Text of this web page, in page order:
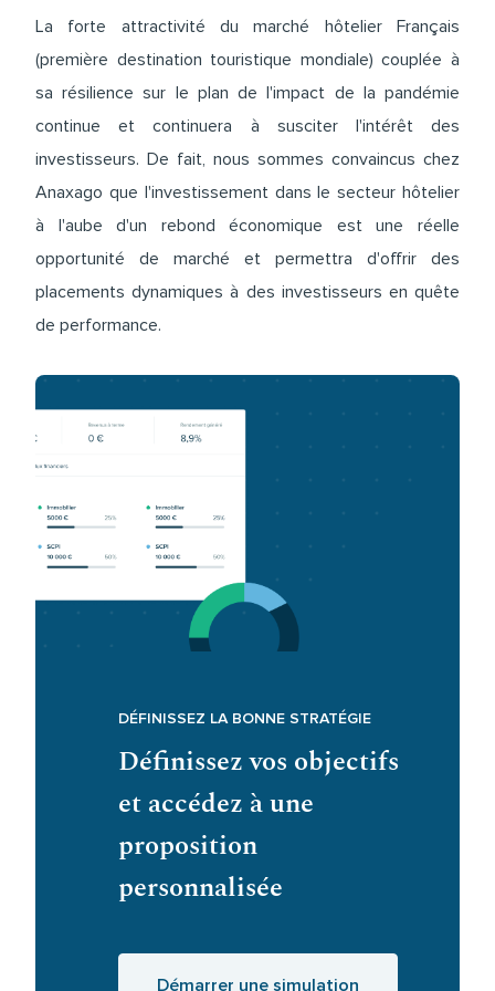
La forte attractivité du marché hôtelier Français
(première destination touristique mondiale) couplée à
sa résilience sur le plan de l'impact de la pandémie
continue et continuera à susciter l'intérêt des
investisseurs. De fait, nous sommes convaincus chez
Anaxago que l'investissement dans le secteur hôtelier
à l'aube d'un rebond économique est une réelle
opportunité de marché et permettra d'offrir des
placements dynamiques à des investisseurs en quête
de performance.
DÉFINISSEZ LA BONNE STRATÉGIE
Définissez vos objectifs
et accédez à une
proposition
personnalisée
Démarrer une simulation